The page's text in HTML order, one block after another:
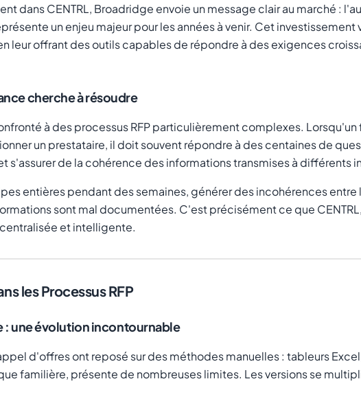
dans CENTRL, Broadridge envoie un message clair au marché :
un enjeu majeur pour les années à venir. Cet
leur offrant des outils capables de répondre à des exigences
cherche à résoudre
à des processus RFP particulièrement complexes.
un prestataire, il doit souvent répondre à des centaines de
s'assurer de la cohérence des informations transmises à différents
entières pendant des semaines, générer des incohérences
sont mal documentées. C'est précisément ce que
et intelligente.
les Processus RFP
: une évolution incontournable
d'offres ont reposé sur des méthodes manuelles : tableurs
familière, présente de nombreuses limites. Les versions se